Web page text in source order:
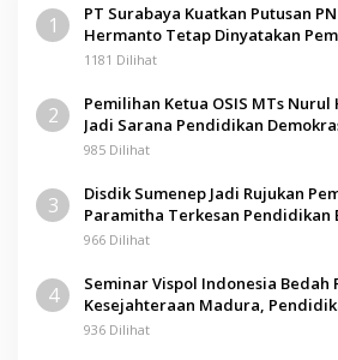
1
PT Surabaya Kuatkan Putusan
Hermanto Tetap Dinyatakan
Pamolokan
1181 Dilihat
2
Pemilihan Ketua OSIS MTs
Jadi Sarana Pendidikan
985 Dilihat
3
Disdik Sumenep Jadi Rujukan
Paramitha Terkesan Pendidikan
966 Dilihat
4
Seminar Vispol Indonesia Bedah
Kesejahteraan Madura,
Kunci
936 Dilihat